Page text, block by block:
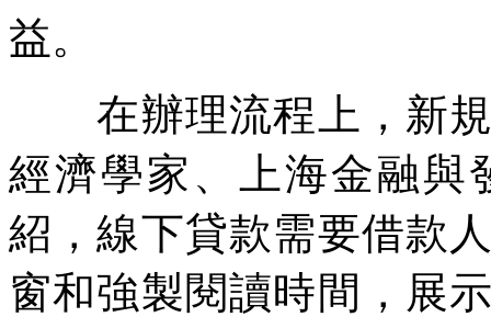
益。
在辦理流程上，新規
經濟學家、上海金融與
紹，線下貸款需要借款
窗和強製閱讀時間，展